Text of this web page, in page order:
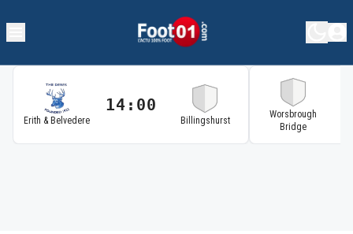
Erith & Belvedere
14:00
Billingshurst
Worsbrough
Bridge